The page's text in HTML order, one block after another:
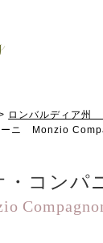
ロンバルディア州
ーニ Monzio
・コンパ